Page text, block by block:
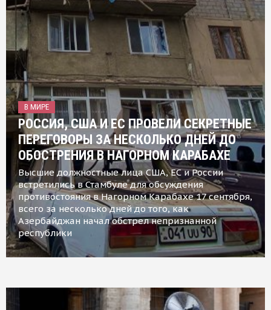
В МИРЕ
РОССИЯ, США И ЕС ПРОВЕЛИ СЕКРЕТНЫЕ
ПЕРЕГОВОРЫ ЗА НЕСКОЛЬКО ДНЕЙ ДО
ОБОСТРЕНИЯ В НАГОРНОМ КАРАБАХЕ
Высшие должностные лица США, ЕС и России
встретились в Стамбуле для обсуждения
противостояния в Нагорном Карабахе 17 сентября,
всего за несколько дней до того, как
Азербайджан начал обстрел непризнанной
республики